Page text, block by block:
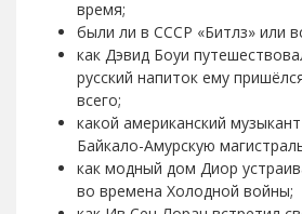
время;
были ли в СССР «Битлз» или
как Дэвид Боуи
русский напиток ему
всего;
какой американский
Байкало-Амурскую
как модный дом Диор
во времена Холодной войны;